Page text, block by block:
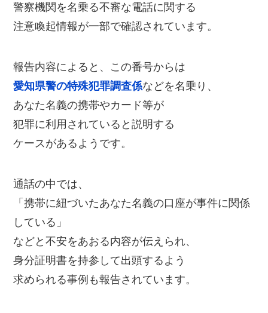
警察機関を名乗る不審な電話に関する
注意喚起情報が一部で確認されています。
報告内容によると、この番号からは
愛知県警の特殊犯罪調査係などを名乗り、
あなた名義の携帯やカード等が
犯罪に利用されていると説明する
ケースがあるようです。
通話の中では、
「携帯に紐づいたあなた名義の口座が事件に関係
している」
などと不安をあおる内容が伝えられ、
身分証明書を持参して出頭するよう
求められる事例も報告されています。